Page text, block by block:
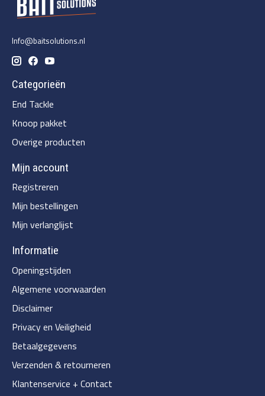
Info@baitsolutions.nl
Categorieën
End Tackle
Knoop pakket
Overige producten
Mijn account
Registreren
Mijn bestellingen
Mijn verlanglijst
Informatie
Openingstijden
Algemene voorwaarden
Disclaimer
Privacy en Veiligheid
Betaalgegevens
Verzenden & retourneren
Klantenservice + Contact